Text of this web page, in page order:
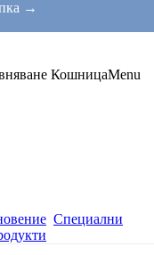
→
КошницаMenu
Специални